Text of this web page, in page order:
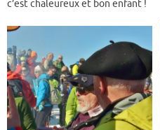
c’est chaleureux et bon enfant !